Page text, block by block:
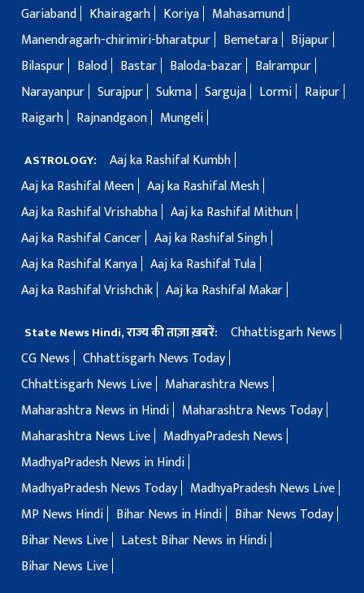
Gariaband
Khairagarh Koriya
Mahasamund
Manendragarh-chirimiri-bharatpur
Bemetara
Bijapur
Bilaspur
Balod Bastar Baloda-bazar
Balrampur
Narayanpur Surajpur Sukma Sarguja Lormi
Raipur
Raigarh
Rajnandgaon Mungeli
ASTROLOGY:
Aaj ka Rashifal Kumbh
Aaj ka Rashifal Meen Aaj ka Rashifal Mesh
Aaj ka Rashifal Vrishabha Aaj ka Rashifal Mithun
Aaj ka Rashifal Cancer Aaj ka Rashifal Singh
Aaj ka Rashifal Kanya Aaj ka Rashifal Tula
Aaj ka Rashifal Vrishchik Aaj ka Rashifal Makar
State News Hindi, राज्य की ताज़ा ख़बरें:
Chhattisgarh News
CG News
Chhattisgarh News Today
Chhattisgarh News Live
Maharashtra News
Maharashtra News in Hindi
Maharashtra News Today
Maharashtra News Live
MadhyaPradesh News
MadhyaPradesh News in Hindi
MadhyaPradesh News Today
MadhyaPradesh News Live
MP News Hindi
Bihar News in Hindi
Bihar News Today
Bihar News Live
Latest Bihar News in Hindi
Bihar News Live